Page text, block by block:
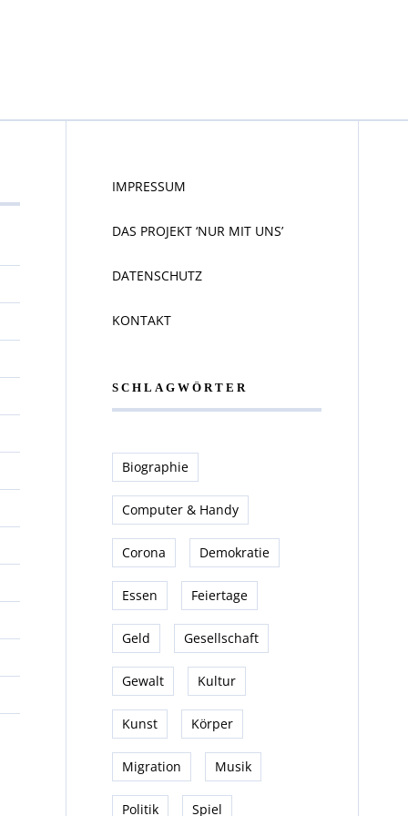
IMPRESSUM
DAS PROJEKT ‘NUR MIT UNS’
DATENSCHUTZ
KONTAKT
SCHLAGWÖRTER
Biographie
Computer & Handy
Corona Demokratie
Essen Feiertage
Geld Gesellschaft
Gewalt Kultur
Kunst Körper
Migration Musik
Politik Spiel